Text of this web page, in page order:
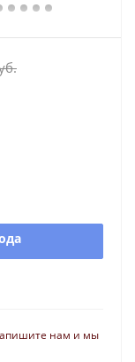
нам и мы